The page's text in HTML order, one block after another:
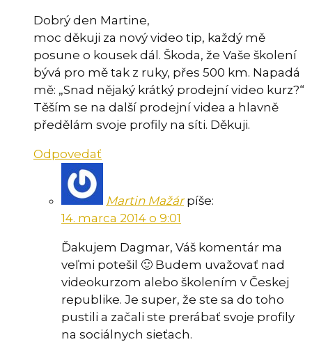
Dobrý den Martine,
moc děkuji za nový video tip, každý mě
posune o kousek dál. Škoda, že Vaše školení
bývá pro mě tak z ruky, přes 500 km. Napadá
mě: „Snad nějaký krátký prodejní video kurz?“
Těším se na další prodejní videa a hlavně
předělám svoje profily na síti. Děkuji.
Odpovedať
Martin Mažár píše:
14. marca 2014 o 9:01
Ďakujem Dagmar, Váš komentár ma
veľmi potešil 🙂 Budem uvažovať nad
videokurzom alebo školením v Českej
republike. Je super, že ste sa do toho
pustili a začali ste prerábať svoje profily
na sociálnych sieťach.